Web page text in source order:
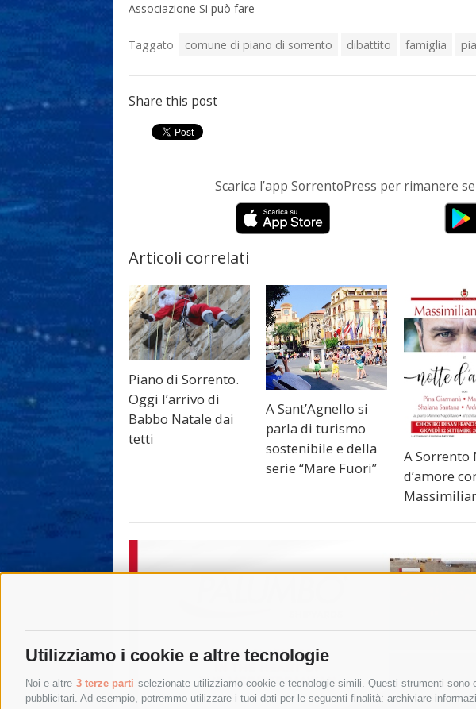
Utilizziamo i cookie e altre tecnologie
Noi e altre 3 terze parti selezionate utilizziamo cookie e tecnologie simili. Questi strumenti
pubblicitari. Ad esempio, potremmo utilizzare i tuoi dati per le seguenti finalità: archiviare
Associazione Si può fare
Taggato comune di piano di sorrento dibattito famiglia
Share this post
Scarica l’app SorrentoPress per rimanere
Articoli correlati
Piano di Sorrento.
Oggi l’arrivo di
Babbo Natale dai
tetti
A Sant’Agnello si
parla di turismo
sostenibile e della
serie “Mare Fuori”
A Sorrento
d’amore